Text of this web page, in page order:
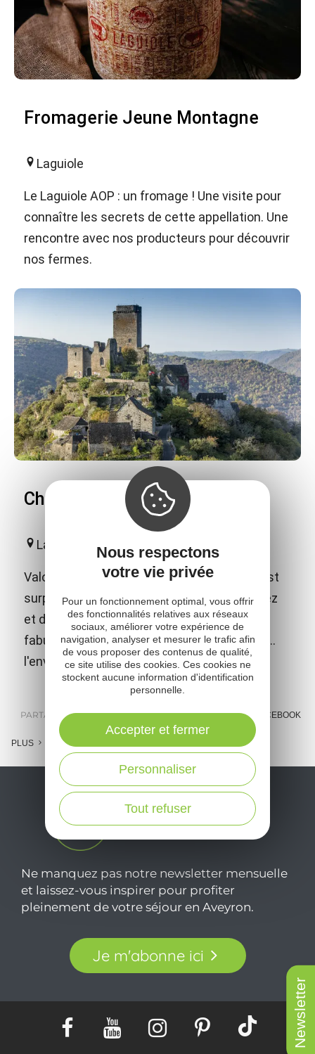
Newsletter
Fromagerie Jeune Montagne
Laguiole
Le Laguiole AOP : un fromage ! Une visite pour
connaître les secrets de cette appellation. Une
rencontre avec nos producteurs pour découvrir
nos fermes.
Château de Valon
Lacroix-Barrez
Valon - Merveilleusement Beau ! La vision est
surprenante depuis les hauteurs du Carladez
et de l'Aubrac, tel un nid d'aigle dans ces
fabuleuses Gorges de la Truyère : il intrigue...
l'envie d'en voir plus ne se fait pas attendre.
PARTAGER : E-MAIL MESSENGER FACEBOOK
PLUS
Ne manquez pas notre newsletter mensuelle
et laissez-vous inspirer pour profiter
pleinement de votre séjour en Aveyron.
Je m'abonne ici
Nous respectons
votre vie privée
Pour un fonctionnement optimal, vous offrir
des fonctionnalités relatives aux réseaux
sociaux, améliorer votre expérience de
navigation, analyser et mesurer le trafic afin
de vous proposer des contenus de qualité,
ce site utilise des cookies. Ces cookies ne
stockent aucune information d'identification
personnelle.
Tout refuser
Personnaliser
Accepter et fermer